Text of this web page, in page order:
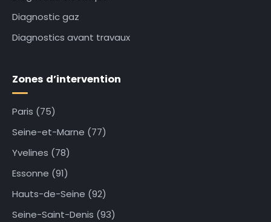
Diagnostic gaz
Diagnostics avant travaux
Zones d’intervention
Paris (75)
Seine-et-Marne (77)
Yvelines (78)
Essonne (91)
Hauts-de-Seine (92)
Seine-Saint-Denis (93)